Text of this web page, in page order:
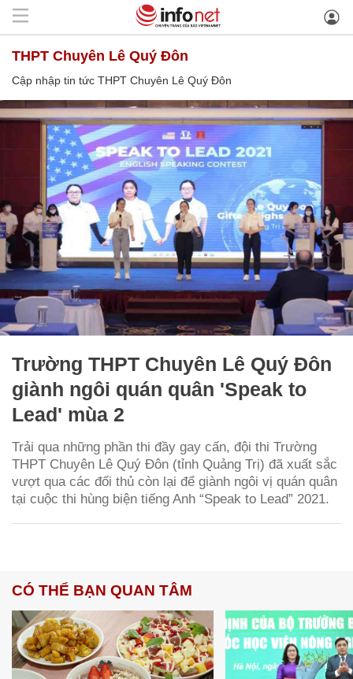
THPT Chuyên Lê Quý Đôn
Cập nhập tin tức THPT Chuyên Lê Quý Đôn
Trường THPT Chuyên Lê Quý Đôn
giành ngôi quán quân 'Speak to
Lead' mùa 2
Trải qua những phần thi đầy gay cấn, đội thi Trường
THPT Chuyên Lê Quý Đôn (tỉnh Quảng Trị) đã xuất sắc
vượt qua các đối thủ còn lại để giành ngôi vị quán quân
tại cuộc thi hùng biện tiếng Anh “Speak to Lead” 2021.
CÓ THỂ BẠN QUAN TÂM